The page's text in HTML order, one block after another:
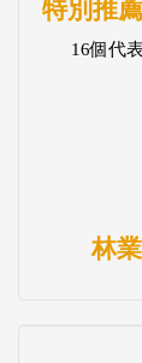
特別推薦
16個代
林